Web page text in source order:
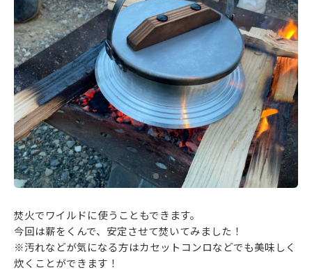
焚火でワイルドに使うこともできます。
今回は薪をくんで、安定させて焚いてみました！
※汚れなどが気になる方はカセットコンロなどでも美味しく
炊くことができます！